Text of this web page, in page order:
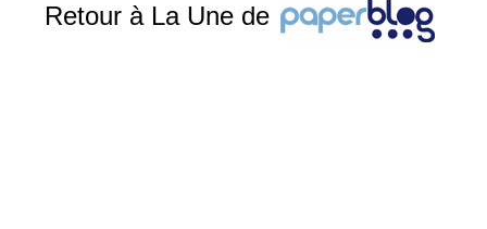
Retour à La Une de